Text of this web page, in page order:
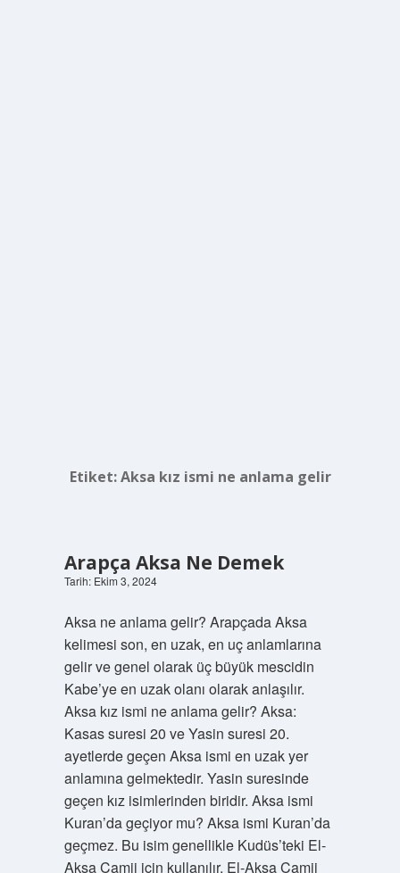
Etiket:Aksa kız ismi ne anlama gelir
Arapça Aksa Ne Demek
Tarih: Ekim 3, 2024
Aksa ne anlama gelir? Arapçada Aksa
kelimesi son, en uzak, en uç anlamlarına
gelir ve genel olarak üç büyük mescidin
Kabe’ye en uzak olanı olarak anlaşılır.
Aksa kız ismi ne anlama gelir? Aksa:
Kasas suresi 20 ve Yasin suresi 20.
ayetlerde geçen Aksa ismi en uzak yer
anlamına gelmektedir. Yasin suresinde
geçen kız isimlerinden biridir. Aksa ismi
Kuran’da geçiyor mu? Aksa ismi Kuran’da
geçmez. Bu isim genellikle Kudüs’teki El-
Aksa Camii için kullanılır. El-Aksa Camii